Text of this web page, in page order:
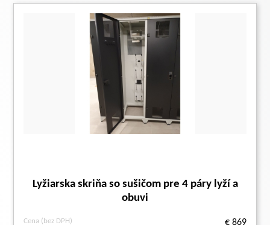
Lyžiarska skriňa so sušičom pre 4 páry lyží a
obuvi
Cena (bez DPH)
€ 869